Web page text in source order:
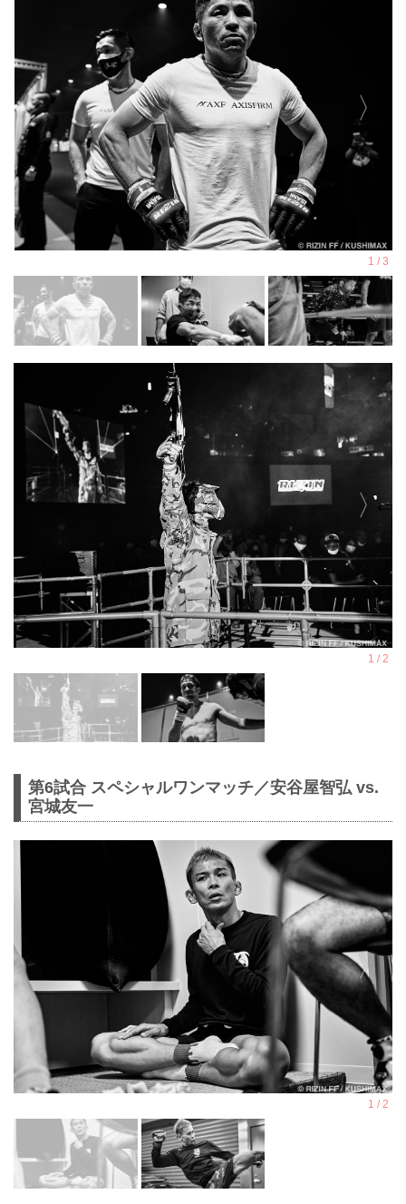
第6試合 スペシャルワンマッチ／安谷屋智弘 vs.
宮城友一